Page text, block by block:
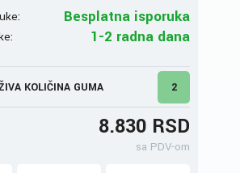
Besplatna isporuka
1-2 radna dana
KOLIČINA GUMA 2
8.830 RSD
sa PDV-om